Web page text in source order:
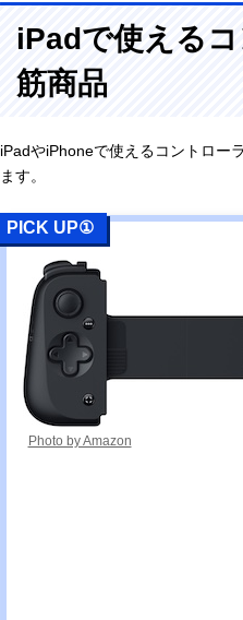
iPadで使える
筋商品
iPadやiPhoneで使えるコントロー
ます。
PICK UP①
Photo by Amazon